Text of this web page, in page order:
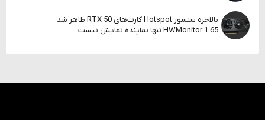
بالاخره سنسور Hotspot کارت‌های RTX 50 ظاهر شد؛
HWMonitor 1.65 تنها نماینده نمایش نیست